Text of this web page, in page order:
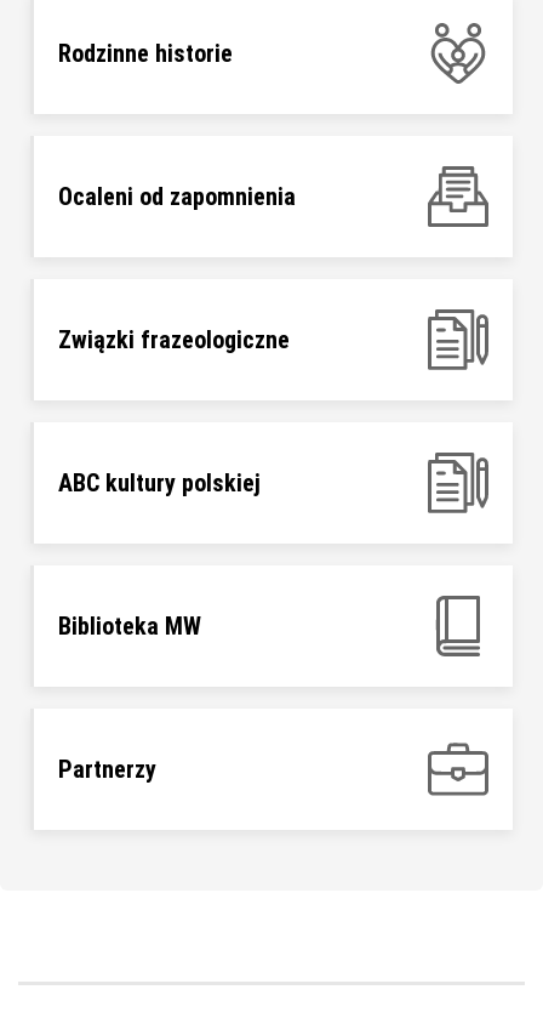
Rodzinne historie
Ocaleni od zapomnienia
Związki frazeologiczne
ABC kultury polskiej
Biblioteka MW
Partnerzy